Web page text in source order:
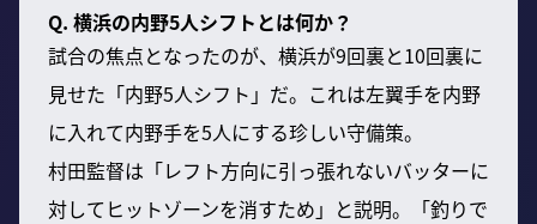
Q. 横浜の内野5人シフトとは何か？
試合の焦点となったのが、横浜が9回裏と10回裏に
見せた「内野5人シフト」だ。これは左翼手を内野
に入れて内野手を5人にする珍しい守備策。
村田監督は「レフト方向に引っ張れないバッターに
対してヒットゾーンを消すため」と説明。「釣りで